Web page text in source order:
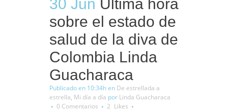
30 Jun Última hora
sobre el estado de
salud de la diva de
Colombia Linda
Guacharaca
Publicado en 10:34hen De estrellada a
estrella, Mi día a día por Linda Guacharaca
0 Comentarios
2 Likes